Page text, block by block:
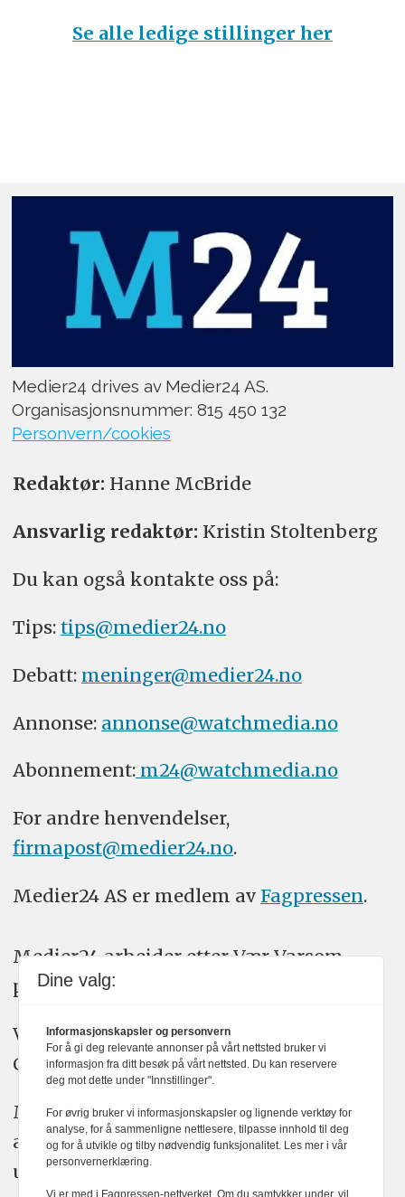
Se alle ledige stillinger her
Medier24 drives av Medier24 AS.
Organisasjonsnummer: 815 450 132
Personvern/cookies
Redaktør: Hanne McBride
Ansvarlig redaktør: Kristin Stoltenberg
Du kan også kontakte oss på:
Tips: tips@medier24.no
Debatt: meninger@medier24.no
Annonse: annonse@watchmedia.no
Abonnement:m24@watchmedia.no
For andre henvendelser,
firmapost@medier24.no.
Medier24 AS er medlem av Fagpressen.
Medier24 arbeider etter Vær Varsom-
plakatens regler for god presseskikk.
Vi bruker KI-verktøy som ChatGPT,
Claude, og Gemini i journalistikken vår.
Medier24s redaksjon har alltid det fulle
ansvar for publisert innhold, med eller
uten bruk av kunstig intelligens.
Dine valg:
Informasjonskapsler og personvern
For å gi deg relevante annonser på vårt nettsted bruker vi
informasjon fra ditt besøk på vårt nettsted. Du kan reservere
deg mot dette under "Innstillinger".
For øvrig bruker vi informasjonskapsler og lignende verktøy for
analyse, for å sammenligne nettlesere, tilpasse innhold til deg
og for å utvikle og tilby nødvendig funksjonalitet. Les mer i vår
personvernerklæring.
Vi er med i Fagpressen-nettverket. Om du samtykker under, vil